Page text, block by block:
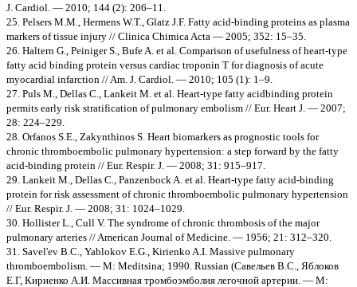
J. Cardiol. — 2010; 144 (2): 206–11.
25. Pelsers M.M., Hermens W.T., Glatz J.F. Fatty acid-binding proteins as plasma
markers of tissue injury // Clinica Chimica Acta — 2005; 352: 15–35.
26. Haltern G., Peiniger S., Bufe A. et al. Comparison of usefulness of heart-type
fatty acid binding protein versus cardiac troponin T for diagnosis of acute
myocardial infarction // Am. J. Cardiol. — 2010; 105 (1): 1–9.
27. Puls M., Dellas C., Lankeit M. et al. Heart-type fatty acidbinding protein
permits early risk stratification of pulmonary embolism // Eur. Heart J. — 2007;
28: 224–229.
28. Orfanos S.E., Zakynthinos S. Heart biomarkers as prognostic tools for
chronic thromboembolic pulmonary hypertension: a step forward by the fatty
acid-binding protein // Eur. Respir. J. — 2008; 31: 915–917.
29. Lankeit M., Dellas C., Panzenbock A. et al. Heart-type fatty acid-binding
protein for risk assessment of chronic thromboembolic pulmonary hypertension
// Eur. Respir. J. — 2008; 31: 1024–1029.
30. Hollister L., Cull V. The syndrome of chronic thrombosis of the major
pulmonary arteries // American Journal of Medicine. — 1956; 21: 312–320.
31. Savel'ev B.C., Yablokov E.G., Kirienko A.I. Massive pulmonary
thromboembolism. — M: Meditsina; 1990. Russian (Савельев B.C., Яблоков
Е.Г, Кириенко А.И. Массивная тромбоэмболия легочной артерии. — М: